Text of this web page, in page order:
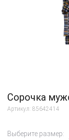
Сорочка
Артикул: 85642414
Выберите размер: